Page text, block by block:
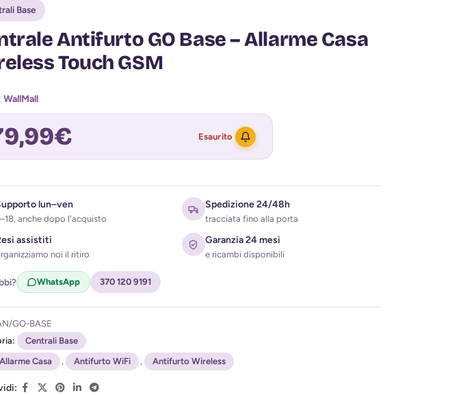
Base
Antifurto GO Base – Allarme Casa
Touch GSM
WallMall
€ Esaurito
Acconsento al trattamento dei miei dati per ricevere l'avviso di disponibilità
Policy)
lun–ven
anche dopo l'acquisto
Spedizione 24/48h
tracciata fino alla porta
assistiti
noi il ritiro
Garanzia 24 mesi
e ricambi disponibili
WhatsApp 370 120 9191
GO-BASE
Centrali Base
Allarme Casa , Antifurto WiFi , Antifurto Wireless